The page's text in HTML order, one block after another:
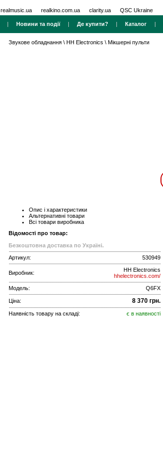
realmusic.ua realkino.com.ua clarity.ua QSC Ukraine
| Новини та події| Де купити? | Каталог |
Звукове обладнання \ HH Electronics \ Мікшерні пульти
Опис і характеристики
Альтернативні товари
Всі товари виробника
Відомості про товар:
Безкоштовна доставка по Україні.
Артикул:
530949
Виробник:
HH Electronics
hhelectronics.com/
Модель:
Q6FX
Ціна: 8 370 грн.
Наявність товару на складі: є в наявності